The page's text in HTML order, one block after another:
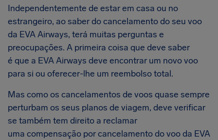
Independentemente de estar em casa ou no
estrangeiro, ao saber do cancelamento do seu voo
da EVA Airways, terá muitas perguntas e
preocupações. A primeira coisa que deve saber
é que a EVA Airways deve encontrar um novo voo
para si ou oferecer-lhe um reembolso total.
Mas como os cancelamentos de voos quase sempre
perturbam os seus planos de viagem, deve verificar
se também tem direito a reclamar
uma compensação por cancelamento do voo da EVA